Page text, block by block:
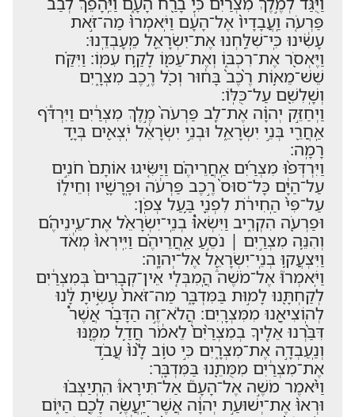
פַּרְעֹ֤ה וַֽעֲבָדָיו֙ אֶל־הָעָ֔ם וַיֹּֽאמְרוּ֙ מַה־זֹּ֣את
עָשִׂ֔ינוּ כִּֽי־שִׁלַּ֥חְנוּ אֶת־יִשְׂרָאֵ֖ל מֵֽעָבְדֵֽנוּ׃
וַיֶּאְסֹ֖ר אֶת־רִכְבּ֑וֹ וְאֶת־עַמּ֖וֹ לָקַ֥ח עִמּֽוֹ׃ וַיִּקַּ֗ח
שֵׁשׁ־מֵא֥וֹת רֶ֨כֶב֙ בָּח֔וּר וְכֹ֖ל רֶ֣כֶב מִצְרָ֑יִם
וְשָֽׁלִשִׁ֖ם עַל־כֻּלּֽוֹ׃
וַיְחַזֵּ֣ק יְהוָ֗ה אֶת־לֵ֤ב פַּרְעֹה֙ מֶ֣לֶךְ מִצְרַ֔יִם וַיִּרְדֹּ֕ף
אַֽחֲרֵ֖י בְּנֵ֣י יִשְׂרָאֵ֑ל וּבְנֵ֣י יִשְׂרָאֵ֔ל יֹֽצְאִ֖ים בְּיָ֥ד
רָמָֽה׃
וַיִּרְדְּפ֨וּ מִצְרַ֜יִם אַֽחֲרֵיהֶ֗ם וַיַּשִּׂ֤יגוּ אוֹתָם֙ חֹנִ֣ים
עַל־הַיָּ֔ם כָּל־סוּס֙ רֶ֣כֶב פַּרְעֹ֔ה וּפָֽרָשָׁ֖יו וְחֵיל֑וֹ
עַל־פִּי֙ הַֽחִירֹ֔ת לִפְנֵ֖י בַּ֥עַל צְפֹֽן׃
וּפַרְעֹ֖ה הִקְרִ֑יב וַיִּשְׂאוּ֩ בְנֵֽי־יִשְׂרָאֵ֨ל אֶת־עֵֽינֵיהֶ֜ם
וְהִנֵּ֥ה מִצְרַ֣יִם ׀ נֹסֵ֣עַ אַֽחֲרֵיהֶ֗ם וַיִּֽירְאוּ֙ מְאֹ֔ד
וַיִּצְעֲק֥וּ בְנֵֽי־יִשְׂרָאֵ֖ל אֶל־יְהוָֽה׃
וַיֹּֽאמְרוּ֮ אֶל־מֹשֶׁה֒ הֲֽמִבְּלִ֤י אֵין־קְבָרִים֙ בְּמִצְרַ֔יִם
לְקַחְתָּ֖נוּ לָמ֣וּת בַּמִּדְבָּ֑ר מַה־זֹּאת֙ עָשִׂ֣יתָ לָּ֔נוּ
לְהֽוֹצִיאָ֖נוּ מִמִּצְרָֽיִם׃ הֲלֹא־זֶ֣ה הַדָּבָ֗ר אֲשֶׁר֩
דִּבַּ֨רְנוּ אֵלֶ֤יךָ בְמִצְרַ֨יִם֙ לֵאמֹ֔ר חֲדַ֥ל מִמֶּ֖נּוּ
וְנַֽעַבְדָ֣ה אֶת־מִצְרָ֑יִם כִּ֣י ט֥וֹב לָ֨נוּ֙ עֲבֹ֣ד
אֶת־מִצְרַ֔יִם מִמֻּתֵ֖נוּ בַּמִּדְבָּֽר׃
וַיֹּ֨אמֶר מֹשֶׁ֣ה אֶל־הָעָם֮ אַל־תִּירָאוּ֒ הִֽתְיַצְּב֗וּ
וּרְאוּ֙ אֶת־יְשׁוּעַ֣ת יְהוָ֔ה אֲשֶׁר־יַֽעֲשֶׂ֥ה לָכֶ֖ם הַיּ֑וֹם